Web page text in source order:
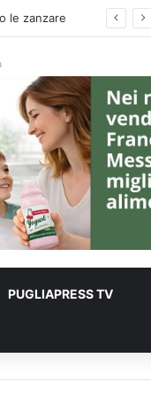
PUGLIAPRESS TV